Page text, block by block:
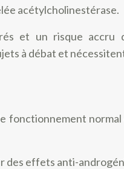
acétylcholinestérase.
et un risque accru
à débat et
fonctionnement normal
des effets anti-